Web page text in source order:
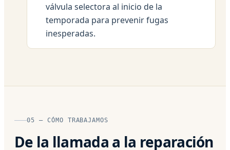
válvula selectora al inicio de la
temporada para prevenir fugas
inesperadas.
05 — CÓMO TRABAJAMOS
De la llamada a la reparación